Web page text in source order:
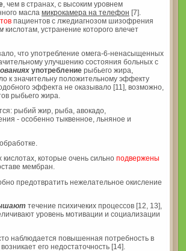
, чем в странах, с высоким уровнем
масла микрокамера на телефон [7].
пациентов с лжедиагнозом шизофрения
кислотам, устранение которого влечет
что употребление омега-6-ненасыщенных
улучшению состояния больных с
употребление рыбьего жира,
к значительну положительному эффекту
эффекта не оказывало [11], возможно,
рыбьего жира.
рыбий жир, рыба, авокадо,
- особенно тыквенное, льняное и
которые очень сильно подвержены
мембран.
предотвратить нежелательное окисление
течение психичеких процессов [12, 13],
уровень мотивации и социализации
наблюдается повышенная потребность в
возникает его недостаточность [14].